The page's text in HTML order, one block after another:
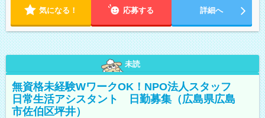
気になる！ 応募する 詳細へ
未読
無資格未経験WワークOK！NPO法人スタッフ
日常生活アシスタント 日勤募集（広島県広島
市佐伯区坪井）